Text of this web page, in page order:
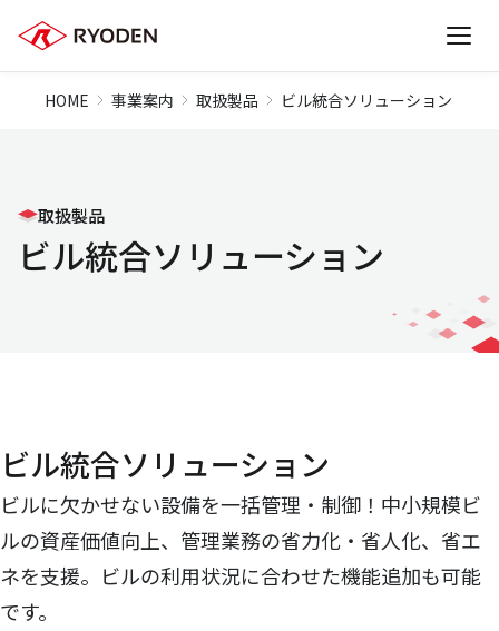
HOME 事業案内 取扱製品 ビル統合ソリューション
取扱製品
ビル統合ソリューション
ビル統合ソリューション
ビルに欠かせない設備を一括管理・制御！中小規模ビ
ルの資産価値向上、管理業務の省力化・省人化、省エ
ネを支援。ビルの利用状況に合わせた機能追加も可能
です。